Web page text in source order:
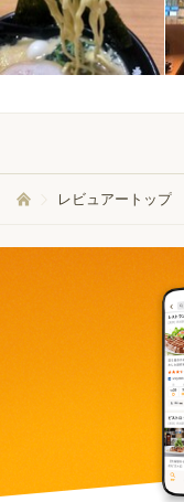
レビュアートップ